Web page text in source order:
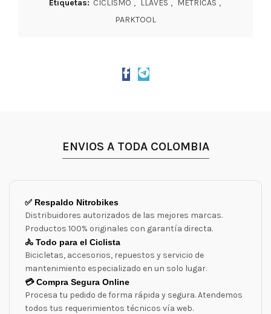
Etiquetas: CICLISMO , LLAVES , METRICAS ,
PARKTOOL
ENVIOS A TODA COLOMBIA
✅ Respaldo Nitrobikes
Distribuidores autorizados de las mejores marcas.
Productos 100% originales con garantía directa.
🚴 Todo para el Ciclista
Bicicletas, accesorios, repuestos y servicio de
mantenimiento especializado en un solo lugar.
💳 Compra Segura Online
Procesa tu pedido de forma rápida y segura. Atendemos
todos tus requerimientos técnicos vía web.